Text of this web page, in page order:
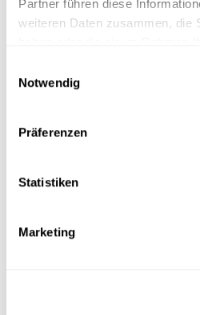
Partner führen diese
weiteren Daten zusammen, die
Notwendig
Präferenzen
Statistiken
Marketing
Mediathek. In der weiteren
Demonstrationen regelmäßig
Sammlungsgeschichte
Österreichischen Mediathek